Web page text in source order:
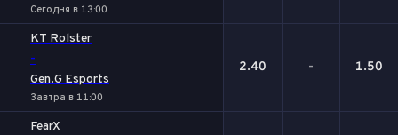
Сегодня в 13:00
KT Rolster
-
Gen.G Esports
Завтра в 11:00
2.40 - 1.50
FearX